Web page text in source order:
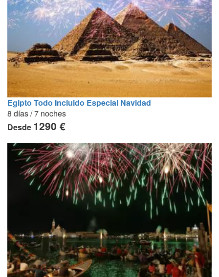
Egipto Todo Incluido Especial Navidad
8 días / 7 noches
Desde 1290 €